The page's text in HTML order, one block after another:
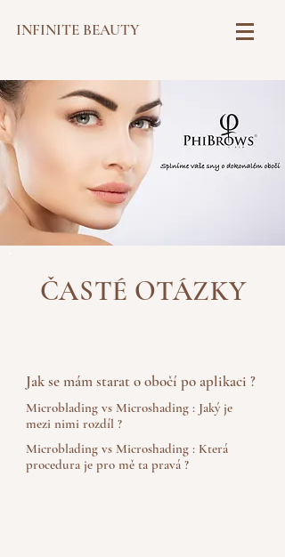
INFINITE BEAUTY
ČASTÉ OTÁZKY
Jak se mám starat o obočí po aplikaci ?
Microblading vs Microshading : Jaký je
mezi nimi rozdíl ?
Microblading vs Microshading : Která
procedura je pro mě ta pravá ?